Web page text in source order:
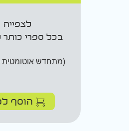
לצפייה
בכל ספרי
(מתחדש אוטומטית
הוסף